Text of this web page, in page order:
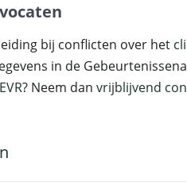
bij conflicten over het
in de
? Neem dan vrijblijvend